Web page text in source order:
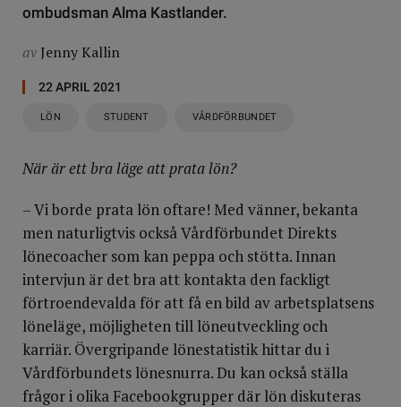
ombudsman Alma Kastlander.
av Jenny Kallin
22 APRIL 2021
LÖN STUDENT VÅRDFÖRBUNDET
När är ett bra läge att prata lön?
– Vi borde prata lön oftare! Med vänner, bekanta
men naturligtvis också Vårdförbundet Direkts
lönecoacher som kan peppa och stötta. Innan
intervjun är det bra att kontakta den fackligt
förtroendevalda för att få en bild av arbetsplatsens
löneläge, möjligheten till löneutveckling och
karriär. Övergripande lönestatistik hittar du i
Vårdförbundets lönesnurra. Du kan också ställa
frågor i olika Facebookgrupper där lön diskuteras